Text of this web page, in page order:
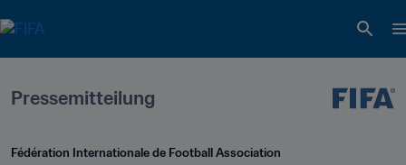
Pressemitteilung
Fédération Internationale de Football Association